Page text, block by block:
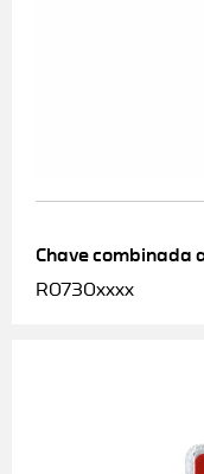
Chave combinada
R0730xxxx